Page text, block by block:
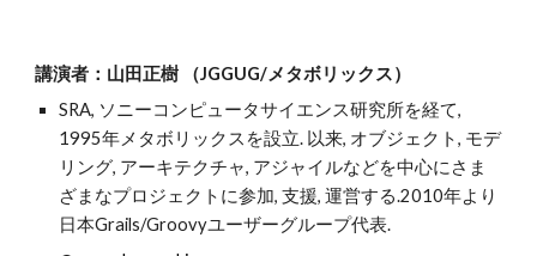
講演者：山田正樹 （JGGUG/メタボリックス）
SRA, ソニーコンピュータサイエンス研究所を経て,
1995年メタボリックスを設立. 以来, オブジェクト, モデ
リング, アーキテクチャ, アジャイルなどを中心にさま
ざまなプロジェクトに参加, 支援, 運営する.2010年より
日本Grails/Groovyユーザーグループ代表.